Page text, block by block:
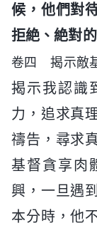
候，他們對
拒絶、絶對
卷四 揭示敵
揭示我認識
力，追求真
禱告，尋求
基督貪享肉
興，一旦遇
本分時，他